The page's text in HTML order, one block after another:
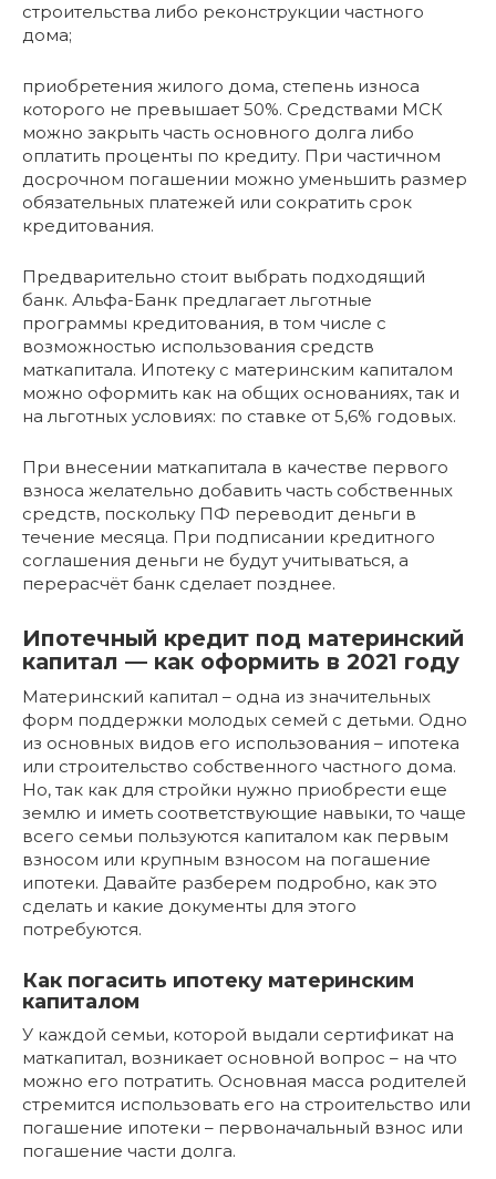
строительства либо реконструкции частного
дома;
приобретения жилого дома, степень износа
которого не превышает 50%. Средствами МСК
можно закрыть часть основного долга либо
оплатить проценты по кредиту. При частичном
досрочном погашении можно уменьшить размер
обязательных платежей или сократить срок
кредитования.
Предварительно стоит выбрать подходящий
банк. Альфа-Банк предлагает льготные
программы кредитования, в том числе с
возможностью использования средств
маткапитала. Ипотеку с материнским капиталом
можно оформить как на общих основаниях, так и
на льготных условиях: по ставке от 5,6% годовых.
При внесении маткапитала в качестве первого
взноса желательно добавить часть собственных
средств, поскольку ПФ переводит деньги в
течение месяца. При подписании кредитного
соглашения деньги не будут учитываться, а
перерасчёт банк сделает позднее.
Ипотечный кредит под материнский
капитал — как оформить в 2021 году
Материнский капитал – одна из значительных
форм поддержки молодых семей с детьми. Одно
из основных видов его использования – ипотека
или строительство собственного частного дома.
Но, так как для стройки нужно приобрести еще
землю и иметь соответствующие навыки, то чаще
всего семьи пользуются капиталом как первым
взносом или крупным взносом на погашение
ипотеки. Давайте разберем подробно, как это
сделать и какие документы для этого
потребуются.
Как погасить ипотеку материнским
капиталом
У каждой семьи, которой выдали сертификат на
маткапитал, возникает основной вопрос – на что
можно его потратить. Основная масса родителей
стремится использовать его на строительство или
погашение ипотеки – первоначальный взнос или
погашение части долга.